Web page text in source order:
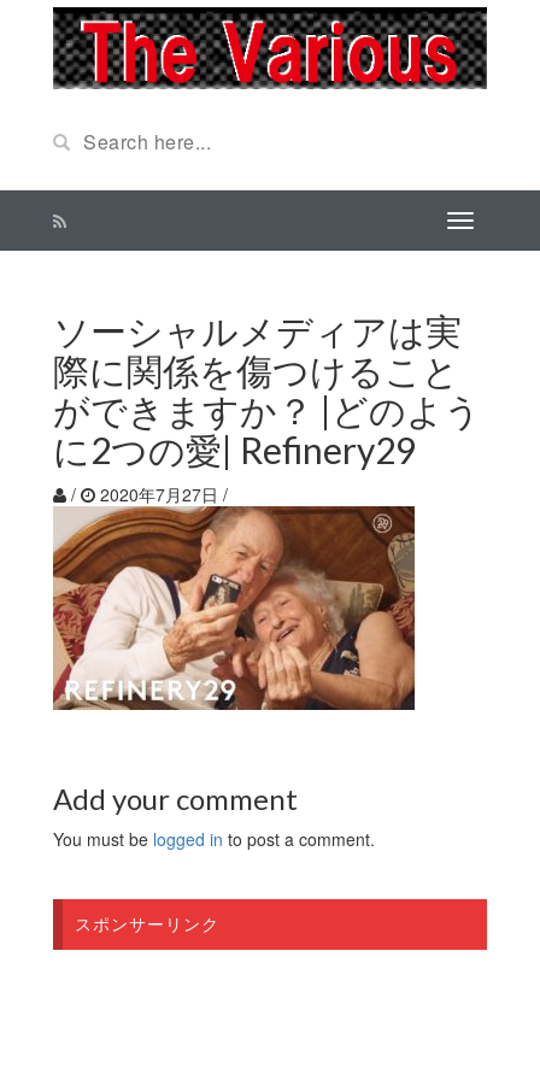
ソーシャルメディアは実
際に関係を傷つけること
ができますか？ |どのよう
に2つの愛| Refinery29
/ 2020年7月27日 /
Add your comment
You must be logged in to post a comment.
スポンサーリンク